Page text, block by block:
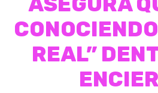
REAL”